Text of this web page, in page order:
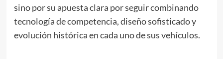
sino por su apuesta clara por seguir combinando
tecnología de competencia, diseño sofisticado y
evolución histórica en cada uno de sus vehículos.